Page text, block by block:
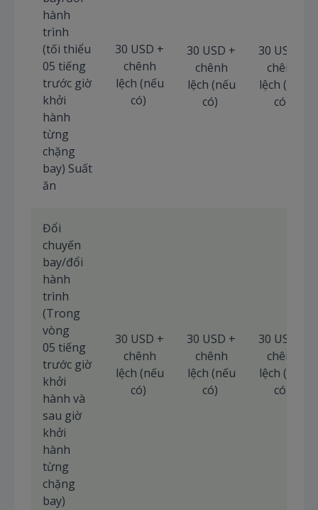
hành
trình
(tối thiểu
05 tiếng
trước giờ
khởi
hành
từng
chặng
bay) Suất
ăn
30 USD +
chênh
lệch (nếu
có)
30 USD +
chênh
lệch (nếu
có)
30 USD +
chênh
lệch (nếu
có)
Đổi
chuyến
bay/đổi
hành
trình
(Trong
vòng
05 tiếng
trước giờ
khởi
hành và
sau giờ
khởi
hành
từng
chặng
bay)
30 USD +
chênh
lệch (nếu
có)
30 USD +
chênh
lệch (nếu
có)
30 USD +
chênh
lệch (nếu
có)